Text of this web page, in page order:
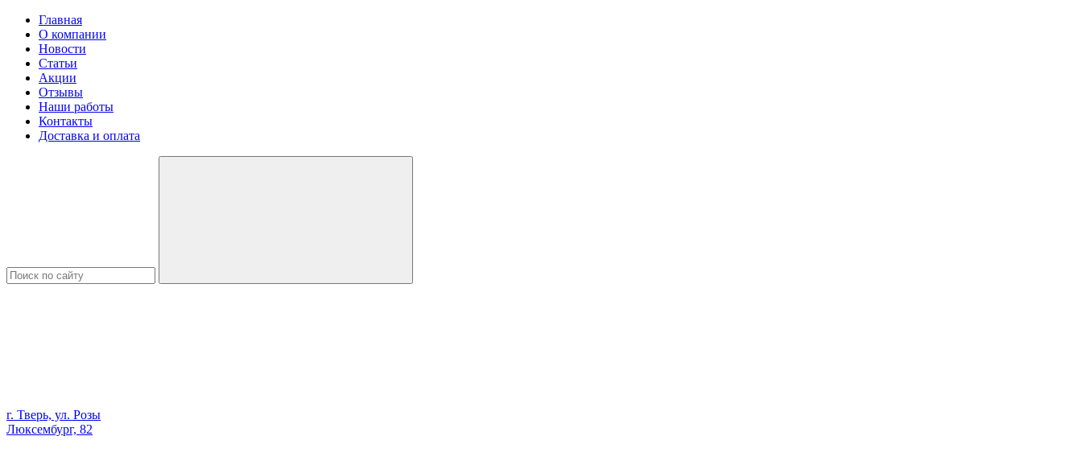
Главная
О компании
Новости
Статьи
Акции
Отзывы
Наши работы
Контакты
Доставка и оплата
г. Тверь, ул. Розы
Люксембург, 82